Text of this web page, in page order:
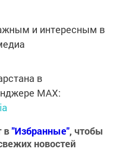
и интересным в
в
MАХ:
в"Избранные", чтобы
новостей